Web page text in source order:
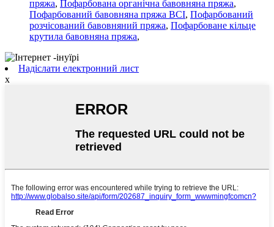
пряжа, Пофарбована органічна бавовняна пряжа,
Пофарбований бавовняна пряжа BCI, Пофарбований
розчісований бавовняний пряжа, Пофарбоване кільце
крутила бавовняна пряжа,
Надіслати електронний лист
x